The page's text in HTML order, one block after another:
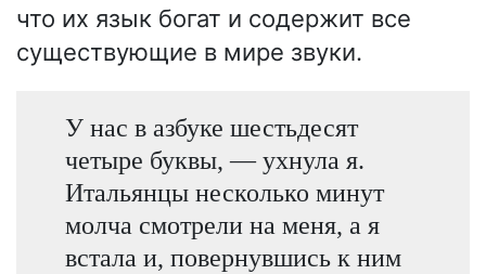
что их язык богат и содержит все
существующие в мире звуки.
У нас в азбуке шестьдесят
четыре буквы, — ухнула я.
Итальянцы несколько минут
молча смотрели на меня, а я
встала и, повернувшись к ним